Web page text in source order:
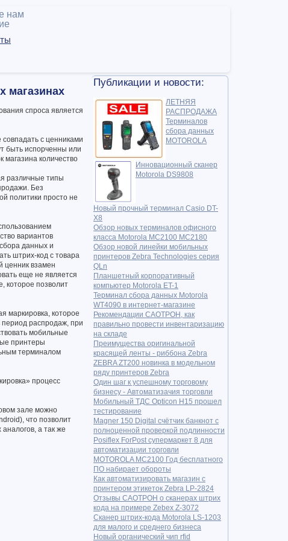
нам
Публикации и новости:
ЛЕТНЯЯ
РАСПРОДАЖА
Терминалов
сбора данных
MOTOROLA
Инновационный сканер
Motorola DS9808
Новый прочный терминал Casio DT-
X8
Обзор новых терминалов офисного
класса Motorola MC2100 MC2180
Обзор новой линейки мобильных
принтеров Zebra Technologies серия
QLn
Планшетный корпоративный
компьютер Motorola ET-1
Терминал сбора данных Motorola
WT4090 в интернет-магазине
Рекомендации САОТРОН, как
правильно провести инвентаризацию
на складе
Преимущества оригинальной
красящей ленты - риббона Zebra
ZEBRA ZT200 новинка в модельном
ряду принтеров Zebra
Один шаг к успешному торговому
бизнесу - Автоматизачия торговли
Мобильный ТДC Opticon H15 прошел
тестирование
Magner 150 Digital cчётчик банкнот с
полноценной проверкой подлинности
Posiflex ForPost супермаркет 8 для
автоматизации торговли
MOTOROLA MC2100 Год бесплатного
ПО набирает обороты
Как автоматизировать магазин с
принтером этикеток Zebra LP-2824
Отзывы САОТРОН о сканерах штрих
кода на примере Zebex Z-3072
Сканер штрих-кода Motorola LS-1203
для малого и среднего бизнеса
Новый органический чип rfid
магазинах
спроса является
с ценниками
быть испорченны или
магазина количество
различные типы
Без
политики просто не
вариантов
данных и
штрих-код с товара
ценник взамен
еще не является
которое позволит
маркировка, которое
период распродаж, при
мобильные
принтеры
терминалом
процесс
зале можно
что позволит
а так же